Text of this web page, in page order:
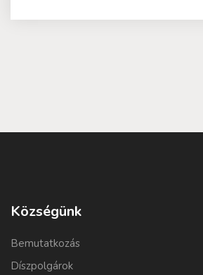
Községünk
Bemutatkozás
Díszpolgárok